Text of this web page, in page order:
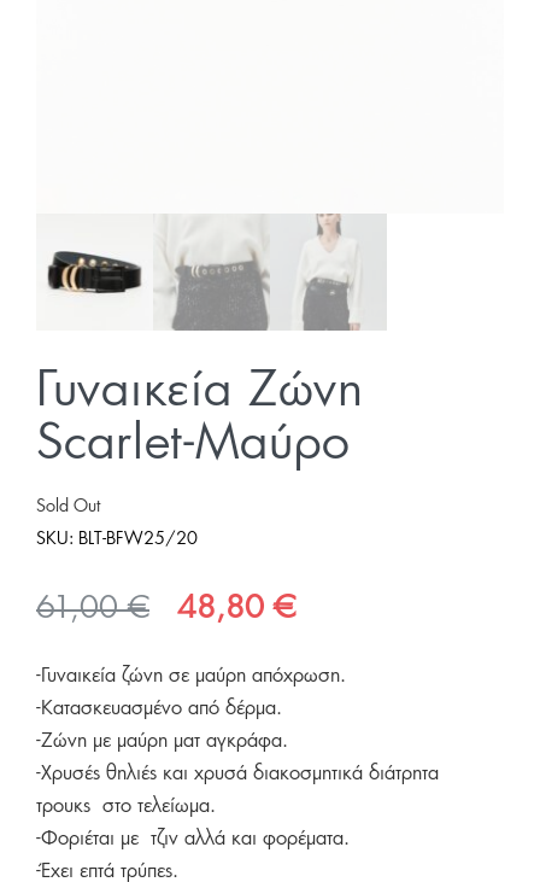
Γυναικεία Ζώνη
Scarlet-Μαύρο
Sold Out
SKU: BLT-BFW25/20
61,00€
Original
was:
61,00 €.
48,80€Η
τιμή
48,80 €.
-Γυναικεία ζώνη σε μαύρη απόχρωση.
-Κατασκευασμένο από δέρμα.
-Ζώνη με μαύρη ματ αγκράφα.
-Χρυσές θηλιές και χρυσά διακοσμητικά διάτρητα
τρουκς στο τελείωμα.
-Φοριέται με τζιν αλλά και φορέματα.
-Έχει επτά τρύπες.